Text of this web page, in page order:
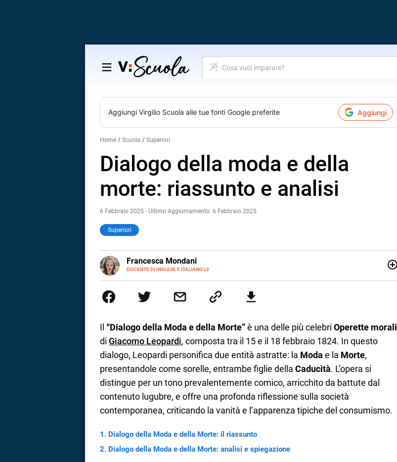
Salta
contenuto
Cosa
vuoi
Aggiungi Virgilio Scuola alle tue fonti Google preferite Aggiungi
Home Scuola Superiori
Dialogo della moda e della
morte: riassunto e analisi
6 Febbraio 2025 - Ultimo Aggiornamento: 6 Febbraio 2025
Superiori
Francesca Mondani
DOCENTE DI INGLESE E ITALIANO L2
LINKEDIN
INSTAGRAM
Onsite e contenuti per il web. Amo i saggi storici, la cucina e la mia Honda CBF500. Non ho
Il “Dialogo della Moda e della Morte”è una delle più celebri Operette morali
di Giacomo Leopardi, composta tra il 15 e il 18 febbraio 1824. In questo
dialogo, Leopardi personifica due entità astratte: la Moda e la Morte,
presentandole come sorelle, entrambe figlie della Caducità. L’opera si
distingue per un tono prevalentemente comico, arricchito da battute dal
contenuto lugubre, e offre una profonda riflessione sulla società
contemporanea, criticando la vanità e l’apparenza tipiche del consumismo.
Dialogo della Moda e della Morte: il riassunto
Dialogo della Moda e della Morte: analisi e spiegazione